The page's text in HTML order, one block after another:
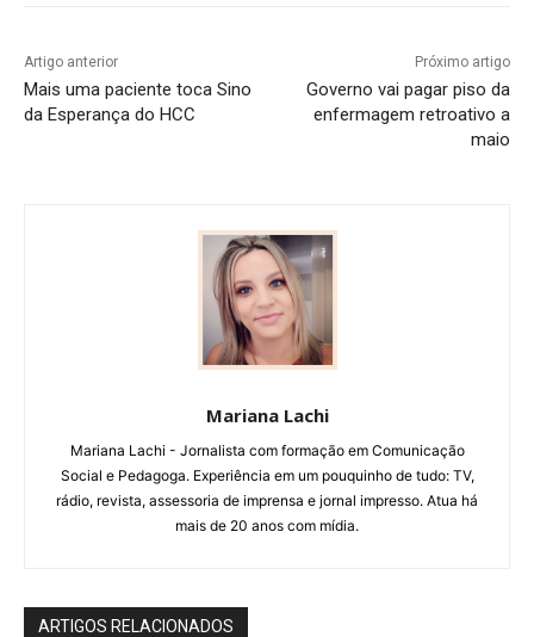
Artigo anterior
Mais uma paciente toca Sino
da Esperança do HCC
Próximo artigo
Governo vai pagar piso da
enfermagem retroativo a
maio
Mariana Lachi
Mariana Lachi - Jornalista com formação em Comunicação
Social e Pedagoga. Experiência em um pouquinho de tudo: TV,
rádio, revista, assessoria de imprensa e jornal impresso. Atua há
mais de 20 anos com mídia.
ARTIGOS RELACIONADOS